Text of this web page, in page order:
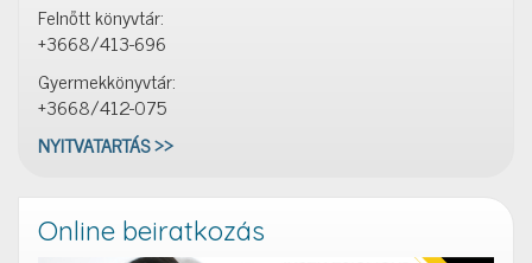
Felnőtt könyvtár:
+3668/413-696
Gyermekkönyvtár:
+3668/412-075
NYITVATARTÁS >>
Online beiratkozás